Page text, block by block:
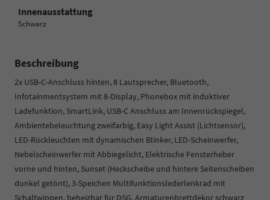
Innenausstattung
Schwarz
Beschreibung
2x USB-C-Anschluss hinten, 8 Lautsprecher, Bluetooth,
Infotainmentsystem mit 8-Display, Phonebox mit induktiver
Ladefunktion, SmartLink, USB-C Anschluss am Innenrückspiegel,
Ambientebeleuchtung zweifarbig, Easy Light Assist (Lichtsensor),
LED-Rückleuchten mit dynamischen Blinker, LED-Scheinwerfer,
Nebelscheinwerfer mit Abbiegelicht, Elektrische Fensterheber
vorne und hinten, Sunset (Heckscheibe und hintere Seitenscheiben
dunkel getönt), 3-Speichen Multifunktionslederlenkrad mit
Schaltwippen, beheizbar für DSG, Armaturenbrettdekor schwarz